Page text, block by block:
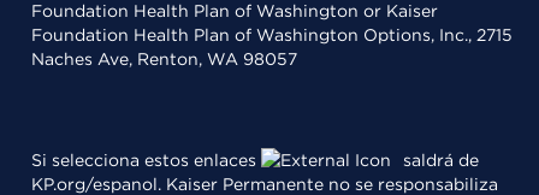
Foundation Health Plan of Washington or Kaiser
Foundation Health Plan of Washington Options, Inc., 2715
Naches Ave, Renton, WA 98057
Si selecciona estos enlaces
saldrá de
KP.org/espanol. Kaiser Permanente no se responsabiliza